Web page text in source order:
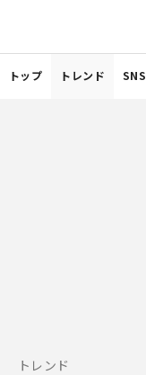
トップ トレンド SNS
トレンド